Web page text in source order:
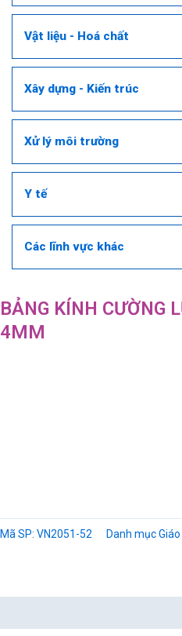
Vật liệu - Hoá chất
Xây dựng - Kiến trúc
Xử lý môi trường
Y tế
Các lĩnh vực khác
BẢNG KÍNH CƯỜNG
4MM
Mã SP: VN2051-52 Danh mục